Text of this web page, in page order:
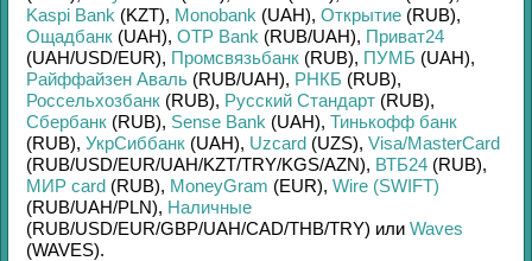
Kaspi Bank (KZT), Monobank (UAH), Открытие (RUB),
Ощадбанк (UAH), OTP Bank (RUB/UAH), Приват24
(UAH/USD/EUR), Промсвязьбанк (RUB), ПУМБ (UAH),
Райффайзен Аваль (RUB/UAH), РНКБ (RUB),
Россельхозбанк (RUB), Русский Стандарт (RUB),
Сбербанк (RUB), Sense Bank (UAH), Тинькофф банк
(RUB), УкрСиббанк (UAH), Uzcard (UZS), Visa/MasterCard
(RUB/USD/EUR/UAH/KZT/TRY/KGS/AZN), ВТБ24 (RUB),
МИР card (RUB), MoneyGram (EUR), Wire (SWIFT)
(RUB/UAH/PLN), Наличные
(RUB/USD/EUR/GBP/UAH/CAD/THB/TRY) или Waves
(WAVES).